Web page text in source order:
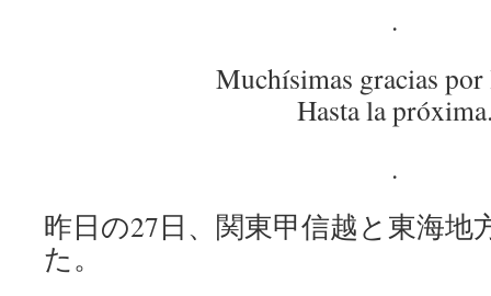
.
Muchísimas gracias por
Hasta la
.
昨日の27日、関東甲信越と東海地
た。